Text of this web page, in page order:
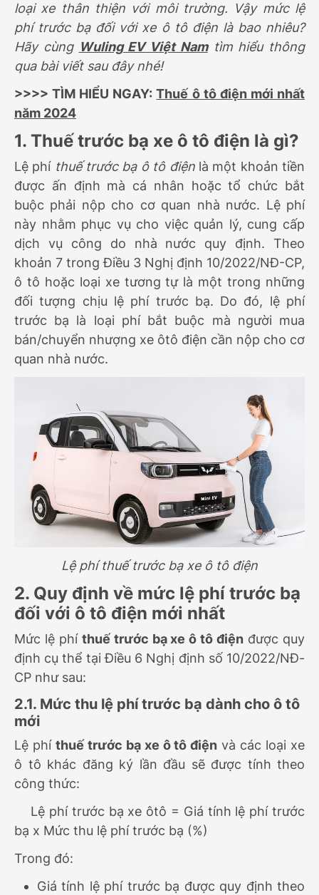
loại xe thân thiện với môi trường. Vậy mức lệ
phí trước bạ đối với xe ô tô điện là bao nhiêu?
Hãy cùng Wuling EV Việt Namtìm hiểu thông
qua bài viết sau đây nhé!
>>>> TÌM HIỂU NGAY:Thuế ô tô điện mới nhất
năm 2024
1. Thuế trước bạ xe ô tô điện là gì?
Lệ phí thuế trước bạ ô tô điệnlà một khoản tiền
được ấn định mà cá nhân hoặc tổ chức bắt
buộc phải nộp cho cơ quan nhà nước. Lệ phí
này nhằm phục vụ cho việc quản lý, cung cấp
dịch vụ công do nhà nước quy định. Theo
khoản 7 trong Điều 3 Nghị định 10/2022/NĐ-CP,
ô tô hoặc loại xe tương tự là một trong những
đối tượng chịu lệ phí trước bạ. Do đó, lệ phí
trước bạ là loại phí bắt buộc mà người mua
bán/chuyển nhượng xe ôtô điện cần nộp cho cơ
quan nhà nước.
Lệ phí thuế trước bạ xe ô tô điện
2. Quy định về mức lệ phí trước bạ
đối với ô tô điện mới nhất
Mức lệ phí thuế trước bạ xe ô tô điện được quy
định cụ thể tại Điều 6 Nghị định số 10/2022/NĐ-
CP như sau:
2.1. Mức thu lệ phí trước bạ dành cho ô tô
mới
Lệ phí thuế trước bạ xe ô tô điện và các loại xe
ô tô khác đăng ký lần đầu sẽ được tính theo
công thức:
Lệ phí trước bạ xe ôtô = Giá tính lệ phí trước
bạ x Mức thu lệ phí trước bạ (%)
Trong đó:
Giá tính lệ phí trước bạ được quy định theo